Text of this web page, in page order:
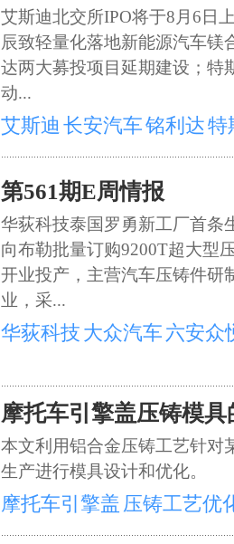
艾斯迪北交所IPO将于8月6日
辰致轻量化落地新能源汽车镁
达两大募投项目延期建设；特
动...
艾斯迪 长安汽车铭利达特
第561期E周情报
华荻科技泰国罗勇新工厂首条
向布勒批量订购9200T超大型
开业投产，主营汽车压铸件研
业，采...
华荻科技 大众汽车 六安众
摩托车引擎盖压铸模
本文利用铝合金压铸工艺针对
生产进行模具设计和优化。
摩托车引擎盖 压铸工艺优